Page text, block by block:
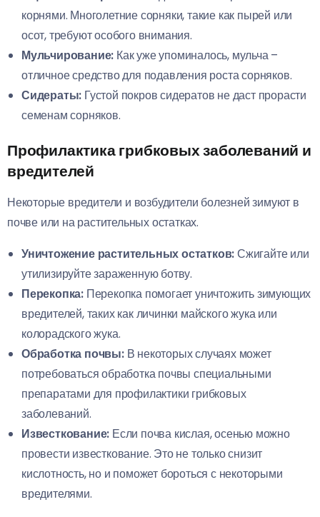
корнями. Многолетние сорняки, такие как пырей или
осот, требуют особого внимания.
Мульчирование: Как уже упоминалось, мульча –
отличное средство для подавления роста сорняков.
Сидераты: Густой покров сидератов не даст прорасти
семенам сорняков.
Профилактика грибковых заболеваний и
вредителей
Некоторые вредители и возбудители болезней зимуют в
почве или на растительных остатках.
Уничтожение растительных остатков:Сжигайте или
утилизируйте зараженную ботву.
Перекопка: Перекопка помогает уничтожить зимующих
вредителей, таких как личинки майского жука или
колорадского жука.
Обработка почвы:В некоторых случаях может
потребоваться обработка почвы специальными
препаратами для профилактики грибковых
заболеваний.
Известкование: Если почва кислая, осенью можно
провести известкование. Это не только снизит
кислотность, но и поможет бороться с некоторыми
вредителями.